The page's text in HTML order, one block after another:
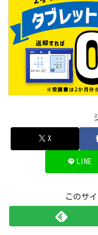
X
LINE
このサ